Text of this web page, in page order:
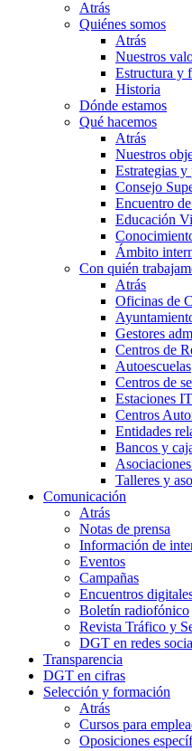
Atrás
Quiénes somos
Atrás
Nuestros
Estructura y
Historia
Dónde estamos
Qué hacemos
Atrás
Nuestros
Estrategias y
Consejo
Encuentro
Educación
Ámbito
Con quién
Atrás
Oficinas de
Gestores
Centros de
Autoescuelas
Centros de
Estaciones
Centros
Entidades
Bancos y
Talleres y
Comunicación
Atrás
Notas de prensa
Información de
Eventos
Campañas
Encuentros
Boletín radiofónico
Revista Tráfico y
DGT en redes
Transparencia
DGT en cifras
Selección y formación
Atrás
Cursos para
Oposiciones